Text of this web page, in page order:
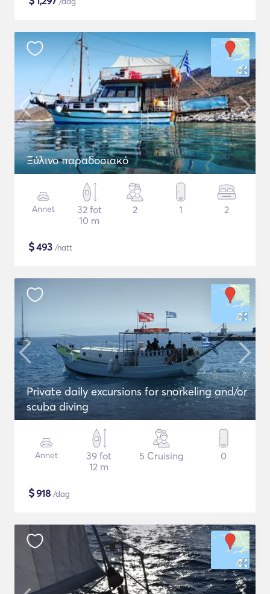
Ξύλινο παραδοσιακό
Annet
32 fot
10 m
2 1 2
$493 /natt
Private daily excursions for snorkeling and/or
scuba diving
Annet
39 fot
12 m
5 Cruising 0
$918 /dag